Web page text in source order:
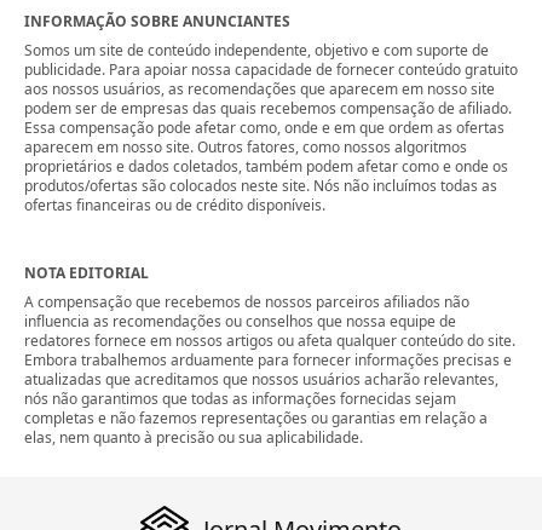
INFORMAÇÃO SOBRE ANUNCIANTES
Somos um site de conteúdo independente, objetivo e com suporte de
publicidade. Para apoiar nossa capacidade de fornecer conteúdo gratuito
aos nossos usuários, as recomendações que aparecem em nosso site
podem ser de empresas das quais recebemos compensação de afiliado.
Essa compensação pode afetar como, onde e em que ordem as ofertas
aparecem em nosso site. Outros fatores, como nossos algoritmos
proprietários e dados coletados, também podem afetar como e onde os
produtos/ofertas são colocados neste site. Nós não incluímos todas as
ofertas financeiras ou de crédito disponíveis.
NOTA EDITORIAL
A compensação que recebemos de nossos parceiros afiliados não
influencia as recomendações ou conselhos que nossa equipe de
redatores fornece em nossos artigos ou afeta qualquer conteúdo do site.
Embora trabalhemos arduamente para fornecer informações precisas e
atualizadas que acreditamos que nossos usuários acharão relevantes,
nós não garantimos que todas as informações fornecidas sejam
completas e não fazemos representações ou garantias em relação a
elas, nem quanto à precisão ou sua aplicabilidade.